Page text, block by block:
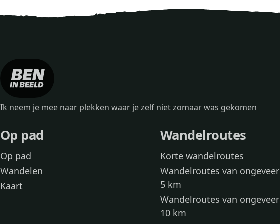
Ik neem je mee naar plekken waar je zelf niet zomaar was gekomen
Op pad
Op pad
Wandelen
Kaart
Wandelroutes
Korte wandelroutes
Wandelroutes van ongeveer
5 km
Wandelroutes van ongeveer
10 km